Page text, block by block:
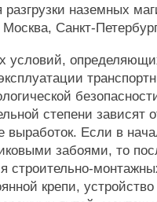
наземных
Москва, Санкт-
условий,
степени зависят
выработок. Если в
забоями, то
строительно-
крепи,